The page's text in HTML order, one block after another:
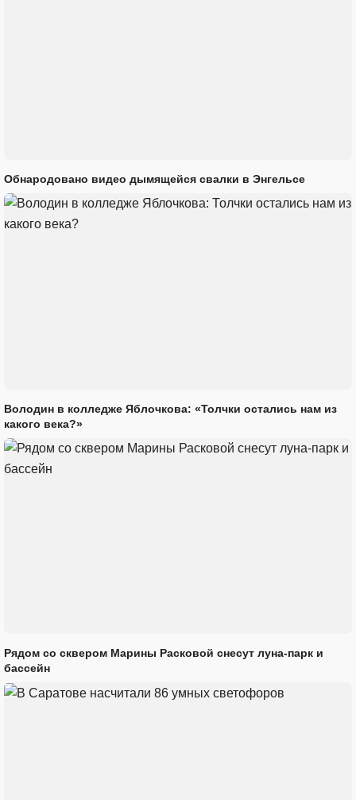
Обнародовано видео дымящейся свалки в Энгельсе
Володин в колледже Яблочкова: «Толчки остались нам из
какого века?»
Рядом со сквером Марины Расковой снесут луна-парк и
бассейн